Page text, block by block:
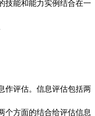
技能和能力实例结合在一
作评估。信息评估包括两
个方面的结合给评估信息